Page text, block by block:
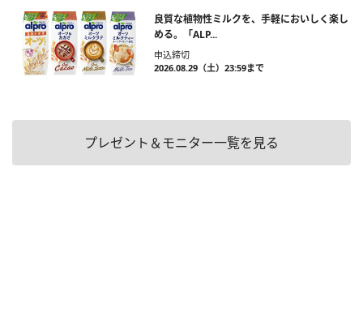
良質な植物性ミルクを、手軽においしく楽し
める。「ALP...
申込締切
2026.08.29（土）23:59まで
プレゼント＆モニター一覧を見る